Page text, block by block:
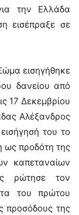
την Ελλάδα
εισέπραξε σε
εισηγήθηκε
δανείου από
17 Δεκεμβρίου
Αλέξανδρος
του το
ως προδότη της
καπεταναίων
ρώτησε τον
του πρώτου
προσόδους της